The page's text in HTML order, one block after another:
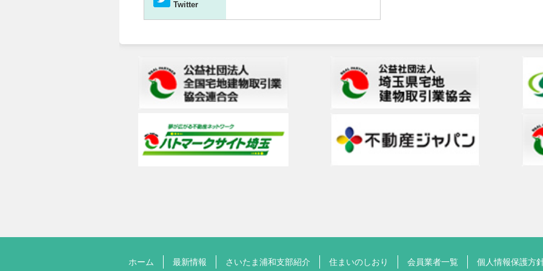
Twitter
ホーム 最新情報 さいたま浦和支部紹介 住まいのしおり 会員業者一覧 個人情報保護方